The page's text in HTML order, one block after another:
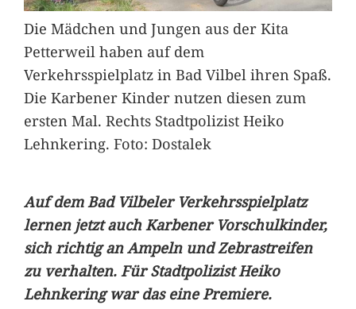
Die Mädchen und Jungen aus der Kita
Petterweil haben auf dem
Verkehrsspielplatz in Bad Vilbel ihren Spaß.
Die Karbener Kinder nutzen diesen zum
ersten Mal. Rechts Stadtpolizist Heiko
Lehnkering. Foto: Dostalek
Auf dem Bad Vilbeler Verkehrsspielplatz
lernen jetzt auch Karbener Vorschulkinder,
sich richtig an Ampeln und Zebrastreifen
zu verhalten. Für Stadtpolizist Heiko
Lehnkering war das eine Premiere.